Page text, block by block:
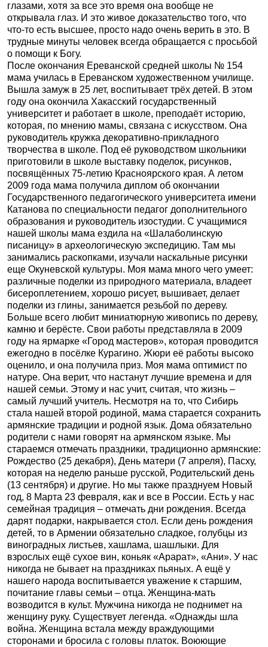
глазами, хотя за все это время она вообще не
открывала глаз. И это живое доказательство того, что
что-то есть высшее, просто надо очень верить в это. В
трудные минуты человек всегда обращается с просьбой
о помощи к Богу.
После окончания Ереванской средней школы № 154
мама училась в Ереванском художественном училище.
Вышла замуж в 25 лет, воспитывает трёх детей. В этом
году она окончила Хакасский государственный
университет и работает в школе, преподаёт историю,
которая, по мнению мамы, связана с искусством. Она
руководитель кружка декоративно-прикладного
творчества в школе. Под её руководством школьники
приготовили в школе выставку поделок, рисунков,
посвящённых 75-летию Красноярского края. А летом
2009 года мама получила диплом об окончании
Государственного педагогического университета имени
Катанова по специальности педагог дополнительного
образования и руководитель изостудии. С учащимися
нашей школы мама ездила на «Шалаболинскую
писаницу» в археологическую экспедицию. Там мы
занимались раскопками, изучали наскальные рисунки
еще Окуневской культуры. Моя мама много чего умеет:
различные поделки из природного материала, владеет
бисероплетением, хорошо рисует, вышивает, делает
поделки из глины, занимается резьбой по дереву.
Больше всего любит миниатюрную живопись по дереву,
камню и берёсте. Свои работы представляла в 2009
году на ярмарке «Город мастеров», которая проводится
ежегодно в посёлке Курагино. Жюри её работы высоко
оценило, и она получила приз. Моя мама оптимист по
натуре. Она верит, что настанут лучшие времена и для
нашей семьи. Этому и нас учит, считая, что жизнь –
самый лучший учитель. Несмотря на то, что Сибирь
стала нашей второй родиной, мама старается сохранить
армянские традиции и родной язык. Дома обязательно
родители с нами говорят на армянском языке. Мы
стараемся отмечать праздники, традиционно армянские:
Рождество (25 декабря), День матери (7 апреля), Пасху,
которая на неделю раньше русской, Родительский день
(13 сентября) и другие. Но мы также празднуем Новый
год, 8 Марта 23 февраля, как и все в России. Есть у нас
семейная традиция – отмечать дни рождения. Всегда
дарят подарки, накрывается стол. Если день рождения
детей, то в Армении обязательно сладкое, голубцы из
виноградных листьев, хашлама, шашлыки. Для
взрослых ещё сухое вин, коньяк «Арарат», «Ани». У нас
никогда не бывает на праздниках пьяных. А ещё у
нашего народа воспитывается уважение к старшим,
почитание главы семьи – отца. Женщина-мать
возводится в культ. Мужчина никогда не поднимет на
женщину руку. Существует легенда. «Однажды шла
война. Женщина встала между враждующими
сторонами и бросила с головы платок. Воюющие